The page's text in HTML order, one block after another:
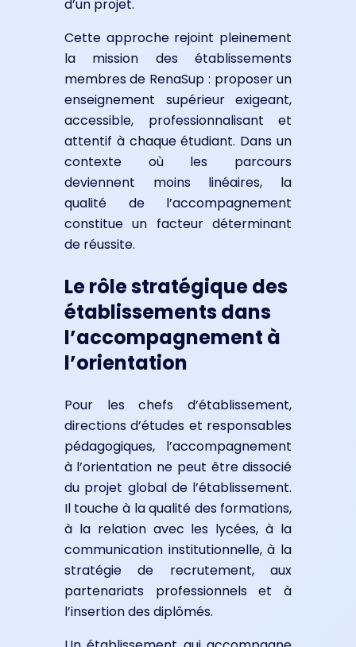
d’un projet.
Cette approche rejoint pleinement
la mission des établissements
membres de RenaSup : proposer un
enseignement supérieur exigeant,
accessible, professionnalisant et
attentif à chaque étudiant. Dans un
contexte où les parcours
deviennent moins linéaires, la
qualité de l’accompagnement
constitue un facteur déterminant
de réussite.
Le rôle stratégique des
établissements dans
l’accompagnement à
l’orientation
Pour les chefs d’établissement,
directions d’études et responsables
pédagogiques, l’accompagnement
à l’orientation ne peut être dissocié
du projet global de l’établissement.
Il touche à la qualité des formations,
à la relation avec les lycées, à la
communication institutionnelle, à la
stratégie de recrutement, aux
partenariats professionnels et à
l’insertion des diplômés.